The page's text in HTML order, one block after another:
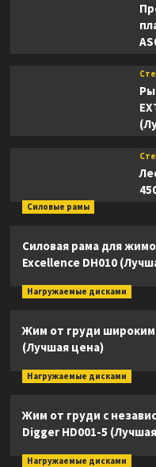
Силовые рамы
Силовая рама для
Excellence DH010
Нагружаемые дисками
Жим от груди широким
(Лучшая цена)
Нагружаемые дисками
Жим от груди с
Digger HD001-5
Нагружаемые дисками